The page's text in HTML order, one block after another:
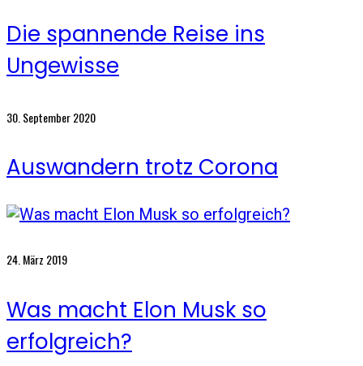
Die spannende Reise ins
Ungewisse
30. September 2020
Auswandern trotz Corona
24. März 2019
Was macht Elon Musk so
erfolgreich?